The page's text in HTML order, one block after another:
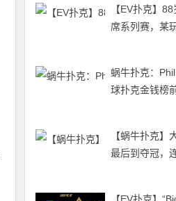
【EV扑克】
席系列赛，某
蜗牛扑克：
球扑克金钱榜
【蜗牛扑克】
最后到夺冠，
和Danny